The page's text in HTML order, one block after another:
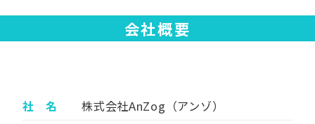
会社概要
社 名
株式会社AnZog（アンゾ）